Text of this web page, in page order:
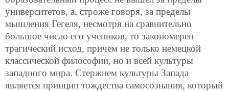
университетов, а, строже говоря, за пределы
мышления Гегеля, несмотря на сравнительно
большое число его учеников, то закономерен
трагический исход, причем не только немецкой
классической философии, но и всей культуры
западного мира. Стержнем культуры Запада
является принцип тождества самосознания, который